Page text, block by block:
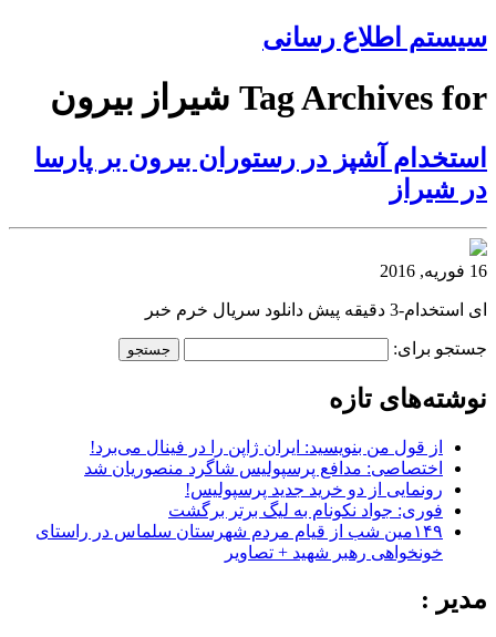
سیستم اطلاع رسانی
Tag Archives for شیراز بیرون
استخدام آشپز در رستوران بیرون بر پارسا
در شیراز
16 فوریه, 2016
ای استخدام-3 دقیقه پیش دانلود سریال خرم خبر
جستجو برای:
نوشته‌های تازه
از قول من بنویسید: ایران ژاپن را در فینال می‌برد!
اختصاصی: مدافع پرسپولیس شاگرد منصوریان شد
رونمایی از دو خرید جدید پرسپولیس!
فوری: جواد نکونام به لیگ برتر برگشت
۱۴۹مین شب از قیام مردم شهرستان سلماس در راستای
خونخواهی رهبر شهید + تصاویر
مدیر :